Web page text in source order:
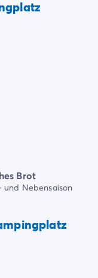
Brot
und Nebensaison